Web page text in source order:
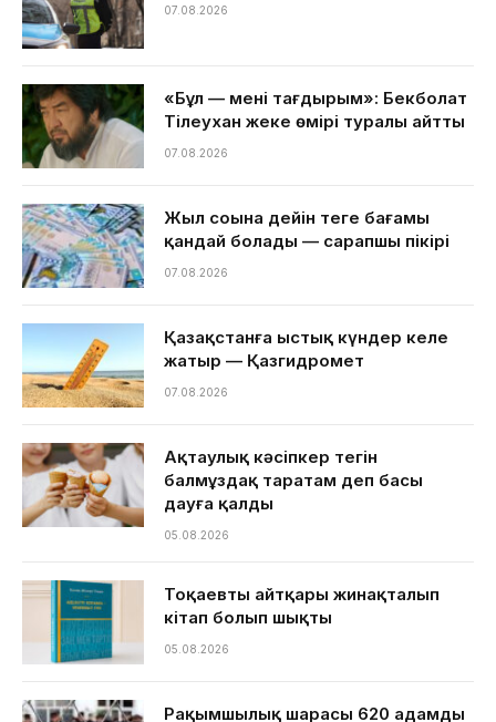
07.08.2026
«Бұл — менің тағдырым»: Бекболат
Тілеухан жеке өмірі туралы айтты
07.08.2026
Жыл соңына дейін теңге бағамы
қандай болады — сарапшы пікірі
07.08.2026
Қазақстанға ыстық күндер келе
жатыр — Қазгидромет
07.08.2026
Ақтаулық кәсіпкер тегін
балмұздақ таратам деп басы
дауға қалды
05.08.2026
Тоқаевтың айтқары жинақталып
кітап болып шықты
05.08.2026
Рақымшылық шарасы 620 адамды